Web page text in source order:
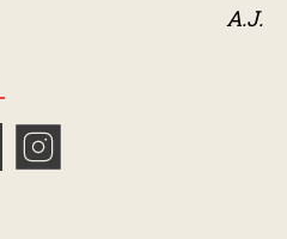
A.J.